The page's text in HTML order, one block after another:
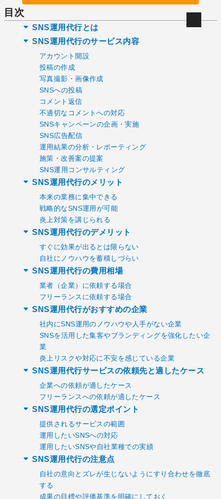
目次
SNS運用代行とは
SNS運用代行のサービス内容
アカウント開設
投稿の作成
写真撮影・画像作成
SNSへの投稿
コメント返信
不適切なコメントへの対応
SNSキャンペーンの企画・実施
SNS広告配信
運用結果の分析・レポーティング
施策・改善案の提案
SNS運用コンサルティング
SNS運用代行のメリット
本来の業務に集中できる
戦略的なSNS運用が可能
炎上対策を講じられる
SNS運用代行のデメリット
すぐに効果が出るとは限らない
自社にノウハウを蓄積しづらい
SNS運用代行の費用相場
業者（企業）に依頼する場合
フリーランスに依頼する場合
SNS運用代行がおすすめの企業
社内にSNS運用のノウハウや人手がない企業
SNSを活用した集客やブランディングを強化したい企
業
炎上リスクや対応に不安を感じている企業
SNS運用代行サービスの依頼先と適したケース
企業への依頼が適したケース
フリーランスへの依頼が適したケース
SNS運用代行の選定ポイント
提供されるサービスの範囲
運用したいSNSへの対応
運用したいSNSや自社業種での実績
SNS運用代行の注意点
自社の意向とズレが生じないようにすり合わせを徹底
する
成果の目標や評価基準を明確にしておく